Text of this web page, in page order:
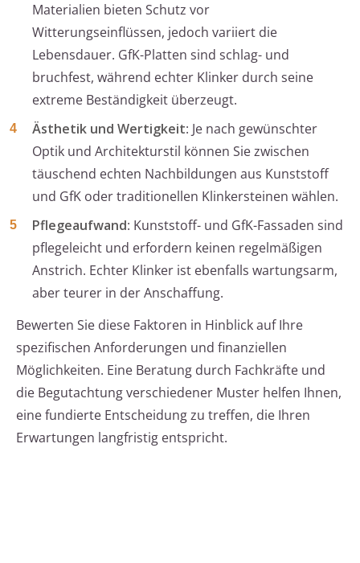
Materialien bieten Schutz vor
Witterungseinflüssen, jedoch variiert die
Lebensdauer. GfK-Platten sind schlag- und
bruchfest, während echter Klinker durch seine
extreme Beständigkeit überzeugt.
Ästhetik und Wertigkeit: Je nach gewünschter
Optik und Architekturstil können Sie zwischen
täuschend echten Nachbildungen aus Kunststoff
und GfK oder traditionellen Klinkersteinen wählen.
Pflegeaufwand: Kunststoff- und GfK-Fassaden sind
pflegeleicht und erfordern keinen regelmäßigen
Anstrich. Echter Klinker ist ebenfalls wartungsarm,
aber teurer in der Anschaffung.
Bewerten Sie diese Faktoren in Hinblick auf Ihre
spezifischen Anforderungen und finanziellen
Möglichkeiten. Eine Beratung durch Fachkräfte und
die Begutachtung verschiedener Muster helfen Ihnen,
eine fundierte Entscheidung zu treffen, die Ihren
Erwartungen langfristig entspricht.